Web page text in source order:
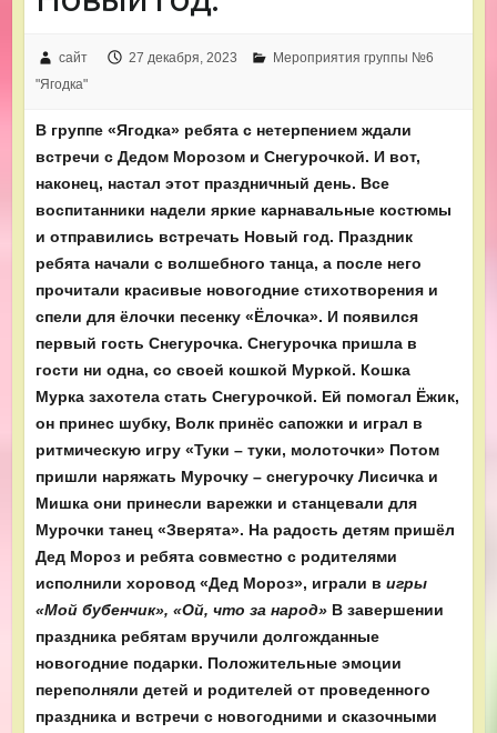
сайт 27 декабря, 2023
Мероприятия группы №6
"Ягодка"
В группе «Ягодка» ребята с нетерпением ждали
встречи с Дедом Морозом и Снегурочкой. И вот,
наконец, настал этот праздничный день. Все
воспитанники надели яркие карнавальные костюмы
и отправились встречать Новый год. Праздник
ребята начали с волшебного танца, а после него
прочитали красивые новогодние стихотворения и
спели для ёлочки песенку «Ёлочка». И появился
первый гость Снегурочка. Снегурочка пришла в
гости ни одна, со своей кошкой Муркой. Кошка
Мурка захотела стать Снегурочкой. Ей помогал Ёжик,
он принес шубку, Волк принёс сапожки и играл в
ритмическую игру «Туки – туки, молоточки» Потом
пришли наряжать Мурочку – снегурочку Лисичка и
Мишка они принесли варежки и станцевали для
Мурочки танец «Зверята». На радость детям пришёл
Дед Мороз и ребята совместно с родителями
исполнили хоровод «Дед Мороз», играли в игры
«Мой бубенчик», «Ой, что за народ» В завершении
праздника ребятам вручили долгожданные
новогодние подарки. Положительные эмоции
переполняли детей и родителей от проведенного
праздника и встречи с новогодними и сказочными